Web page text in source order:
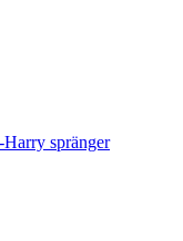
spränger